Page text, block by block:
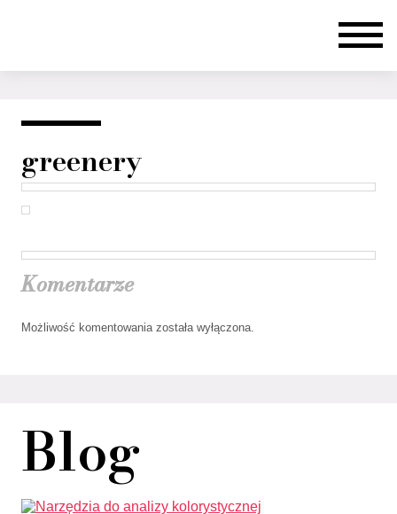
greenery
Komentarze
Możliwość komentowania została wyłączona.
Blog